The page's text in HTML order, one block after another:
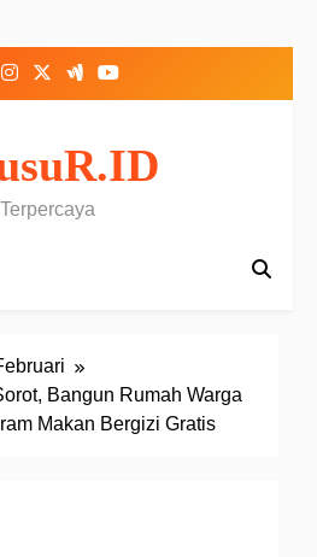
Terpercaya
Bangun Rumah Warga
Makan Bergizi Gratis